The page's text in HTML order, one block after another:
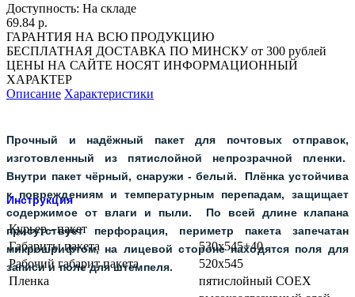
Доступность: На складе
69.84 р.
ГАРАНТИЯ НА ВСЮ ПРОДУКЦИЮ
БЕСПЛАТНАЯ ДОСТАВКА ПО МИНСКУ от 300 рублей
ЦЕНЫ НА САЙТЕ НОСЯТ ИНФОРМАЦИОННЫЙ
ХАРАКТЕР
Описание Характеристики
Прочный и надёжный пакет для почтовых отправок,
изготовленный из пятислойной непрозрачной пленки.
Внутри пакет чёрный, снаружи - белый. Плёнка устойчива
к повреждениям и температурным перепадам, защищает
содержимое от влаги и пыли. По всей длине клапана
присутствует перфорация, периметр пакета запечатан
микрошрифтом, на лицевой стороне находятся поля для
записи и поле для штемпеля.
Инструкция
Курьер - пакет
Габариты пакета
530x545+40
Рабочий габарит пакета
520x545
Пленка
пятислойный COEX